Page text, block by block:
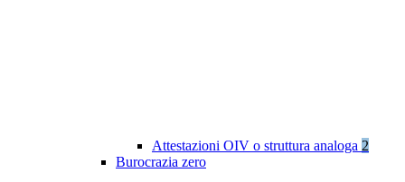
Attestazioni OIV o struttura analoga 2
Burocrazia zero